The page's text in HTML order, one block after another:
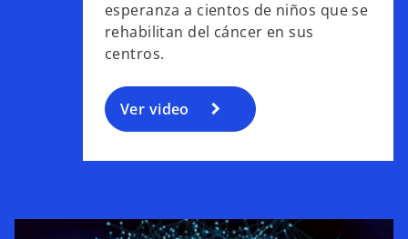
esperanza a cientos de niños que se
rehabilitan del cáncer en sus
centros.
Ver video
n
u
n
e
t
a